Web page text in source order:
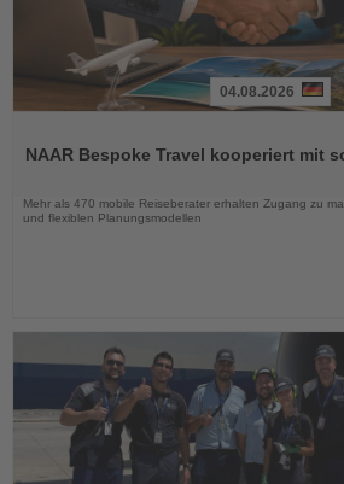
die
04.08.2026
NAAR Bespoke Travel kooperiert mit
Mehr als 470 mobile Reiseberater erhalten Zugang zu
und flexiblen Planungsmodellen